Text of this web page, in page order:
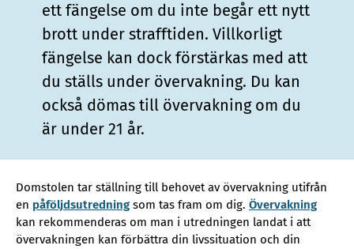
ett fängelse om du inte begår ett nytt
brott under strafftiden. Villkorligt
fängelse kan dock förstärkas med att
du ställs under övervakning. Du kan
också dömas till övervakning om du
är under 21 år.
Domstolen tar ställning till behovet av övervakning utifrån
en påföljdsutredning som tas fram om dig. Övervakning
kan rekommenderas om man i utredningen landat i att
övervakningen kan förbättra din livssituation och din